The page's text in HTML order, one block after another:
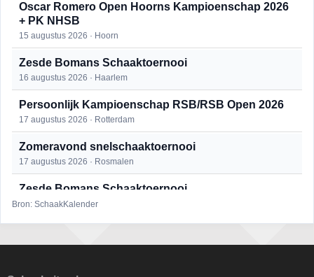
Oscar Romero Open Hoorns Kampioenschap 2026
+ PK NHSB
15 augustus 2026 · Hoorn
Zesde Bomans Schaaktoernooi
16 augustus 2026 · Haarlem
Persoonlijk Kampioenschap RSB/RSB Open 2026
17 augustus 2026 · Rotterdam
Zomeravond snelschaaktoernooi
17 augustus 2026 · Rosmalen
Zesde Bomans Schaaktoernooi
17 augustus 2026 · Haarlem
18 augustus 2026 · Rosmalen
Bron: SchaakKalender